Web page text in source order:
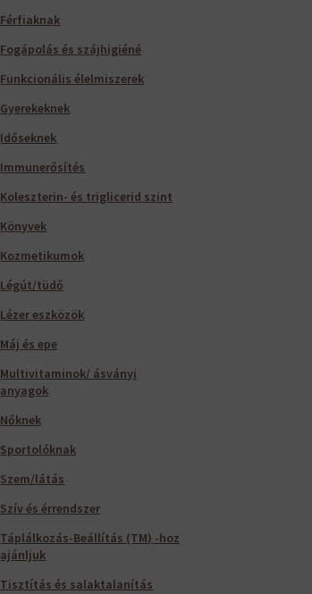
Férfiaknak
Fogápolás és szájhigiéné
Funkcionális élelmiszerek
Gyerekeknek
Időseknek
Immunerősítés
Koleszterin- és triglicerid szint
Könyvek
Kozmetikumok
Légút/tüdő
Lézer eszközök
Máj és epe
Multivitaminok/ ásványi
anyagok
Nőknek
Sportolóknak
Szem/látás
Szív és érrendszer
Táplálkozás-Beállítás (TM) -hoz
ajánljuk
Tisztítás és salaktalanítás